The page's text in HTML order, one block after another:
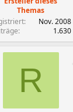
Themas
Nov. 2008
1.630
R